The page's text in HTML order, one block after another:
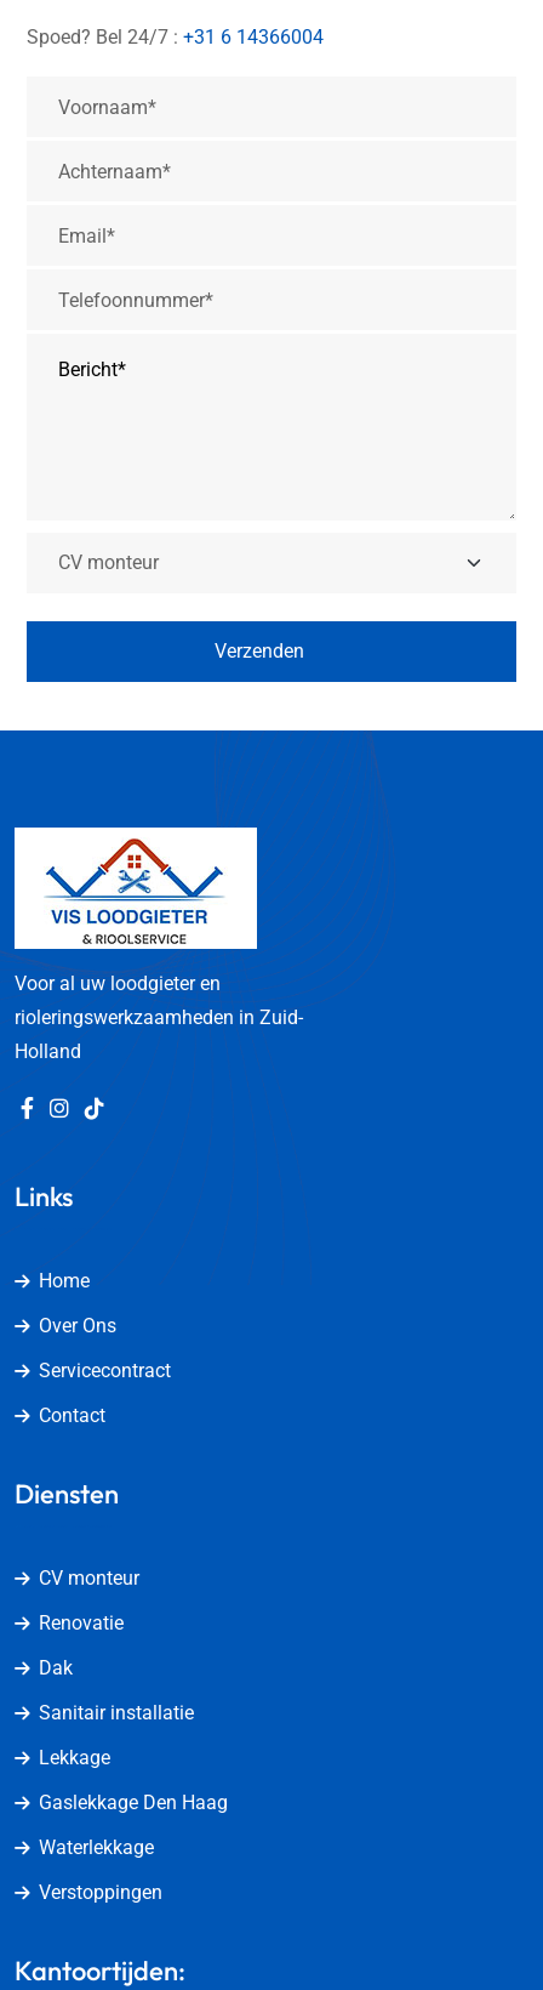
Spoed? Bel 24/7 : +31 6 14366004
Voor al uw loodgieter en
rioleringswerkzaamheden in Zuid-
Holland
Links
Home
Over Ons
Servicecontract
Contact
Diensten
CV monteur
Renovatie
Dak
Sanitair installatie
Lekkage
Gaslekkage Den Haag
Waterlekkage
Verstoppingen
Kantoortijden: